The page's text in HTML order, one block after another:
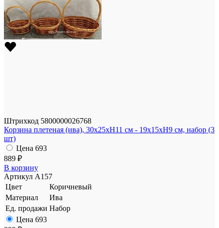
Штрихкод 5800000026768
Корзина плетеная (ива), 30x25xH11 см - 19x15xH9 см, набор (3
шт)
Цена 693
889 ₽
В корзину
Артикул A157
Цвет
Коричневый
Материал
Ива
Ед. продажи Набор
Цена 693